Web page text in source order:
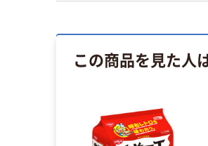
この商品を見た人